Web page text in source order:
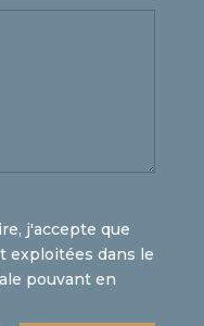
j'accepte que
exploitées dans le
pouvant en